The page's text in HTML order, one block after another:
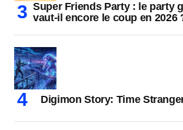
Super Friends Party : le party
vaut-il encore le coup en 2026
Digimon Story: Time